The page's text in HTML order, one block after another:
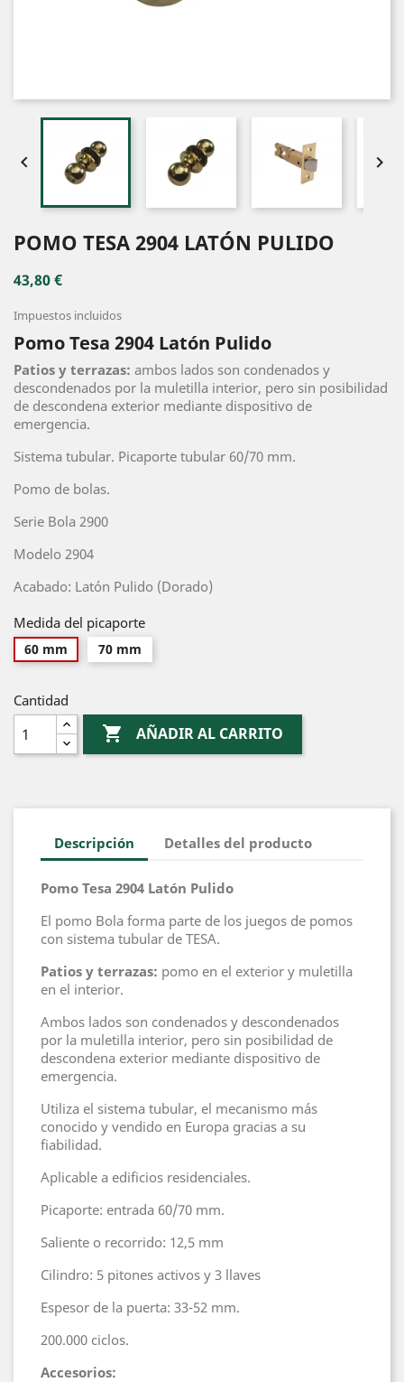
 
POMO TESA 2904 LATÓN PULIDO
43,80 €
Impuestos incluidos
Pomo Tesa 2904 Latón Pulido
Patios y terrazas: ambos lados son condenados y
descondenados por la muletilla interior, pero sin posibilidad
de descondena exterior mediante dispositivo de
emergencia.
Sistema tubular. Picaporte tubular 60/70 mm.
Pomo de bolas.
Serie Bola 2900
Modelo 2904
Acabado: Latón Pulido (Dorado)
Medida del picaporte
60 mm 70 mm
Cantidad
 AÑADIR AL CARRITO
Descripción Detalles del producto
Pomo Tesa 2904 Latón Pulido
El pomo Bola forma parte de los juegos de pomos
con sistema tubular de TESA.
Patios y terrazas: pomo en el exterior y muletilla
en el interior.
Ambos lados son condenados y descondenados
por la muletilla interior, pero sin posibilidad de
descondena exterior mediante dispositivo de
emergencia.
Utiliza el sistema tubular, el mecanismo más
conocido y vendido en Europa gracias a su
fiabilidad.
Aplicable a edificios residenciales.
Picaporte: entrada 60/70 mm.
Saliente o recorrido: 12,5 mm
Cilindro: 5 pitones activos y 3 llaves
Espesor de la puerta: 33-52 mm.
200.000 ciclos.
Accesorios: